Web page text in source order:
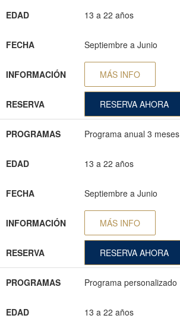
EDAD 13 a 22 años
FECHA Septiembre a Junio
INFORMACIÓN MÁS INFO
RESERVA RESERVA AHORA
PROGRAMAS Programa anual 3 meses
EDAD 13 a 22 años
FECHA Septiembre a Junio
INFORMACIÓN MÁS INFO
RESERVA RESERVA AHORA
PROGRAMAS Programa personalizado
EDAD 13 a 22 años